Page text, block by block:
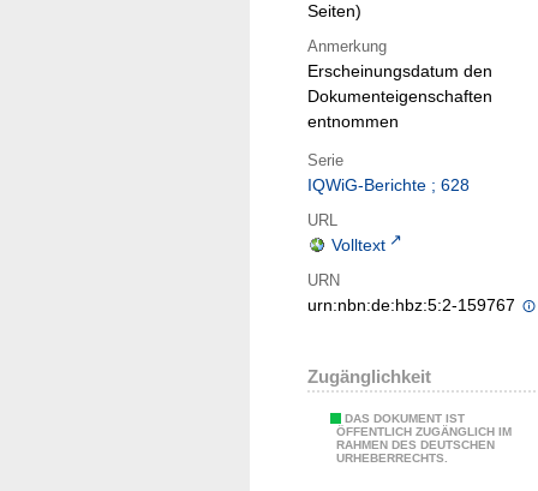
Seiten)
Anmerkung
Erscheinungsdatum den
Dokumenteigenschaften
entnommen
Serie
IQWiG-Berichte ; 628
URL
Volltext
URN
urn:nbn:de:hbz:5:2-159767
Zugänglichkeit
DAS DOKUMENT IST
ÖFFENTLICH ZUGÄNGLICH IM
RAHMEN DES DEUTSCHEN
URHEBERRECHTS.